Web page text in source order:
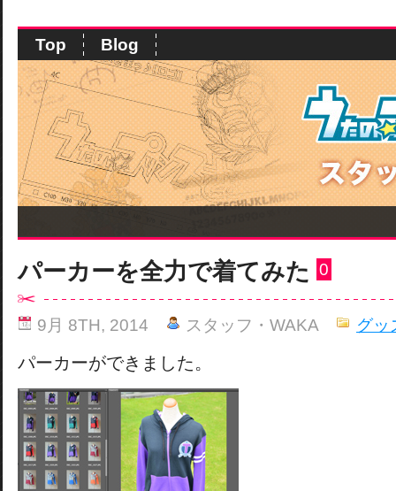
Top Blog
パーカーを全力で着てみた 0
9月 8TH, 2014 スタッフ・WAKA グッ
パーカーができました。